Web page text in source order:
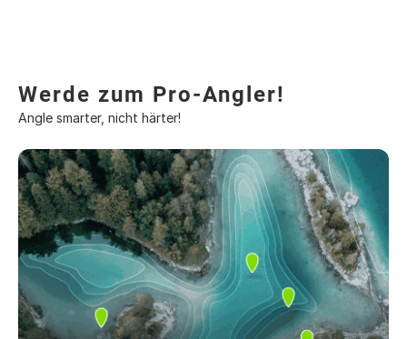
Werde zum Pro-Angler!
Angle smarter, nicht härter!